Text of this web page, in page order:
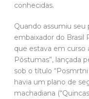
conhecidas.
Quando assumiu seu
embaixador do Brasil
que estava em curso
Póstumas”, lançada
sob o título “Posmrtni
havia um plano de
machadiana